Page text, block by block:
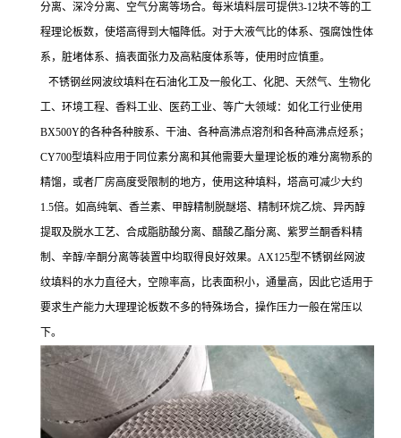
分离、深冷分离、空气分离等场合。每米填料层可提供3-12块不等的工
程理论板数，使塔高得到大幅降低。对于大液气比的体系、强腐蚀性体
系，脏堵体系、搞表面张力及高粘度体系等，使用时应慎重。
不锈钢丝网波纹填料在石油化工及一般化工、化肥、天然气、生物化
工、环境工程、香料工业、医药工业、等广大领域：如化工行业使用
BX500Y的各种各种胺系、干油、各种高沸点溶剂和各种高沸点烃系；
CY700型填料应用于同位素分离和其他需要大量理论板的难分离物系的
精馏，或者厂房高度受限制的地方，使用这种填料，塔高可减少大约
1.5倍。如高纯氧、香兰素、甲醇精制脱醚塔、精制环烷乙烷、异丙醇
提取及脱水工艺、合成脂肪酸分离、醋酸乙酯分离、紫罗兰酮香料精
制、辛醇/辛酮分离等装置中均取得良好效果。AX125型不锈钢丝网波
纹填料的水力直径大，空隙率高，比表面积小，通量高，因此它适用于
要求生产能力大理理论板数不多的特殊场合，操作压力一般在常压以
下。